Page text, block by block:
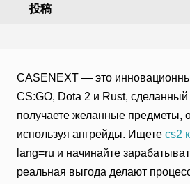
投稿
CASENEXT — это
CS:GO, Dota 2 и Rust,
получаете желанные предметы,
используя апгрейды. Ищете cs2
lang=ru и начинайте
реальная выгода делают